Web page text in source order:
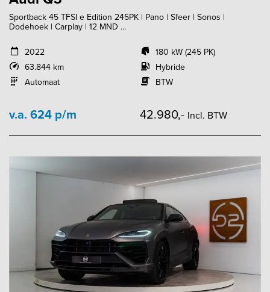
Sportback 45 TFSI e Edition 245PK | Pano | Sfeer | Sonos |
Dodehoek | Carplay | 12 MND ...
2022
63.844 km
Automaat
180 kW (245 PK)
Hybride
BTW
v.a. 624 p/m 42.980,- Incl. BTW